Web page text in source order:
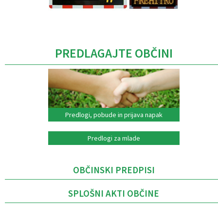
PREDLAGAJTE OBČINI
Predlogi, pobude in prijava napak
Predlogi za mlade
OBČINSKI PREDPISI
SPLOŠNI AKTI OBČINE